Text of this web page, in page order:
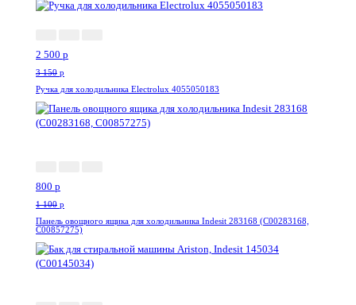
2 500 p
3 150 p
Ручка для холодильника Electrolux 4055050183
800 p
1 100 p
Панель овощного ящика для холодильника Indesit 283168 (C00283168,
C00857275)